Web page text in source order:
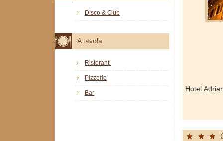
Hotel
Disco & Club
A tavola
Ristoranti
Pizzerie
Bar